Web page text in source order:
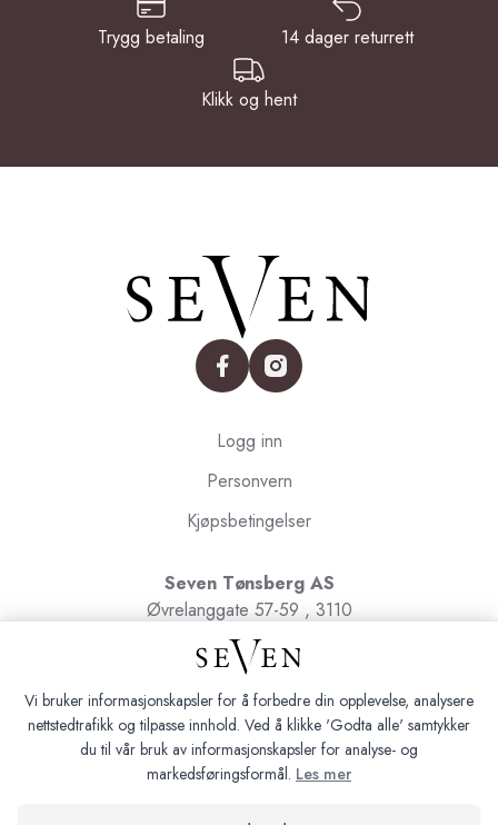
Trygg betaling 14 dager returrett
Klikk og hent
facebookinstagram
Logg inn
Personvern
Kjøpsbetingelser
Seven Tønsberg AS
Øvrelanggate 57-59 , 3110
Tønsberg
Org.nr. 991091580
Vi bruker informasjonskapsler for å forbedre din opplevelse, analysere
nettstedtrafikk og tilpasse innhold. Ved å klikke 'Godta alle' samtykker
du til vår bruk av informasjonskapsler for analyse- og
markedsføringsformål. Les mer